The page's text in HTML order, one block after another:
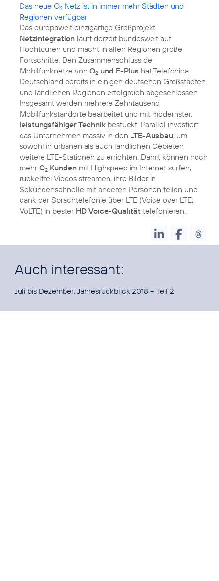
Das neue O2 Netz ist in immer mehr Städten und
Regionen verfügbar
Das europaweit einzigartige Großprojekt
Netzintegration läuft derzeit bundesweit auf
Hochtouren und macht in allen Regionen große
Fortschritte. Den Zusammenschluss der
Mobilfunknetze von O2 und E-Plus hat Telefónica
Deutschland bereits in einigen deutschen Großstädten
und ländlichen Regionen erfolgreich abgeschlossen.
Insgesamt werden mehrere Zehntausend
Mobilfunkstandorte bearbeitet und mit modernster,
leistungsfähiger Technik bestückt. Parallel investiert
das Unternehmen massiv in den LTE-Ausbau, um
sowohl in urbanen als auch ländlichen Gebieten
weitere LTE-Stationen zu errichten. Damit können noch
mehrO2 Kunden mit Highspeed im Internet surfen,
ruckelfrei Videos streamen, ihre Bilder in
Sekundenschnelle mit anderen Personen teilen und
dank der Sprachtelefonie über LTE (Voice over LTE;
VoLTE) in bester HD Voice-Qualität telefonieren.
Auch interessant:
Juli bis Dezember: Jahresrückblick 2018 – Teil 2